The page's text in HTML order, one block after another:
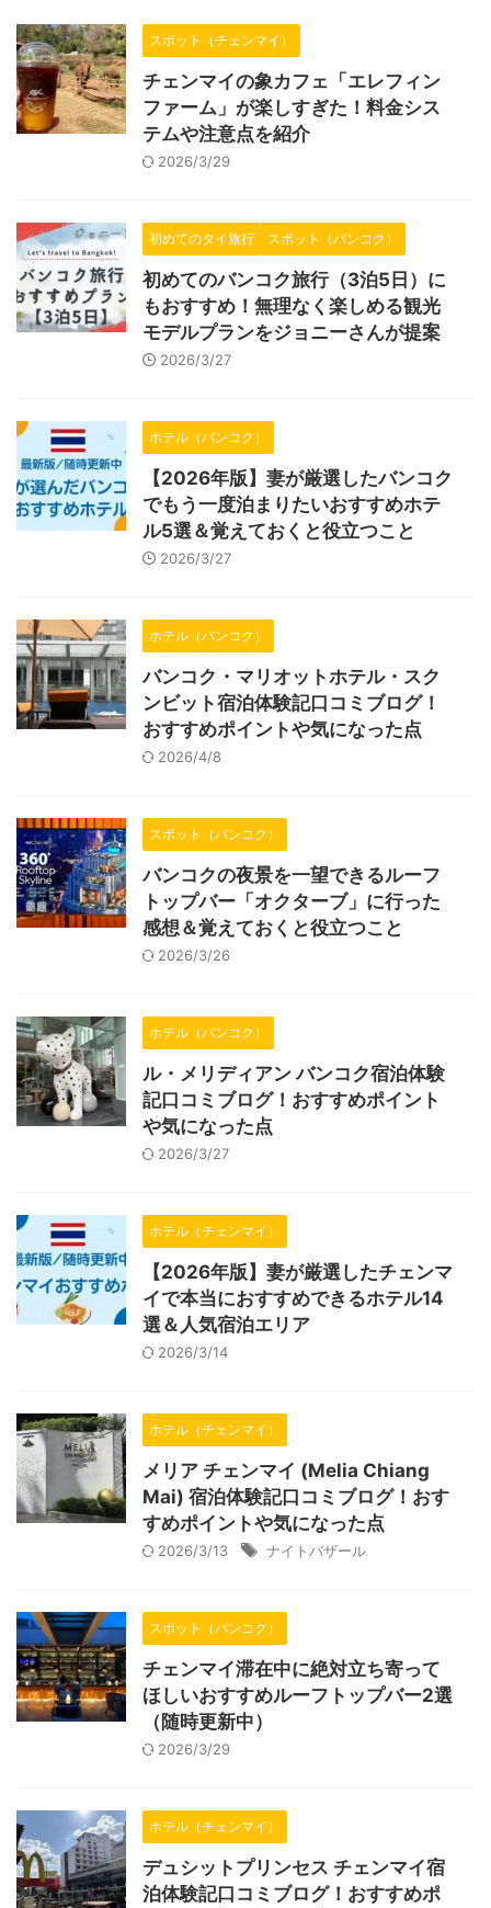
スポット（チェンマイ）
チェンマイの象カフェ「エレフィン
ファーム」が楽しすぎた！料金シス
テムや注意点を紹介
2026/3/29
初めてのタイ旅行 スポット（バンコク）
初めてのバンコク旅行（3泊5日）に
もおすすめ！無理なく楽しめる観光
モデルプランをジョニーさんが提案
2026/3/27
ホテル（バンコク）
【2026年版】妻が厳選したバンコク
でもう一度泊まりたいおすすめホテ
ル5選＆覚えておくと役立つこと
2026/3/27
ホテル（バンコク）
バンコク・マリオットホテル・スク
ンビット宿泊体験記口コミブログ！
おすすめポイントや気になった点
2026/4/8
スポット（バンコク）
バンコクの夜景を一望できるルーフ
トップバー「オクターブ」に行った
感想＆覚えておくと役立つこと
2026/3/26
ホテル（バンコク）
ル・メリディアン バンコク宿泊体験
記口コミブログ！おすすめポイント
や気になった点
2026/3/27
ホテル（チェンマイ）
【2026年版】妻が厳選したチェンマ
イで本当におすすめできるホテル14
選＆人気宿泊エリア
2026/3/14
ホテル（チェンマイ）
メリア チェンマイ (Melia Chiang
Mai) 宿泊体験記口コミブログ！おす
すめポイントや気になった点
2026/3/13 ナイトバザール
スポット（バンコク）
チェンマイ滞在中に絶対立ち寄って
ほしいおすすめルーフトップバー2選
（随時更新中）
2026/3/29
ホテル（チェンマイ）
デュシットプリンセス チェンマイ宿
泊体験記口コミブログ！おすすめポ